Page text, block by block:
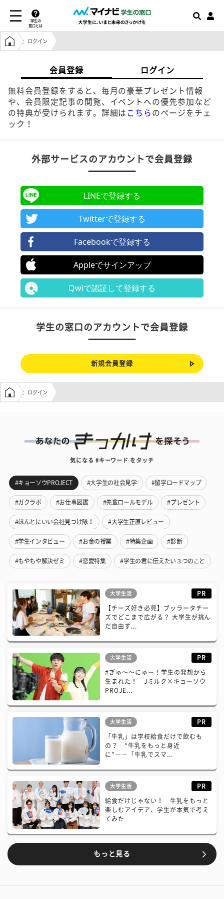
学生の
窓口とは
学生の窓口トップ
ログイン
会員登録 ログイン
無料会員登録をすると、毎月の豪華プレゼント情報
や、会員限定記事の閲覧、イベントへの優先参加など
の特典が受けられます。詳細は こちら のページをチェ
ック！
外部サービスのアカウントで会員登録
LINEで登録する
Twitterで登録する
Facebookで登録する
Appleでサインアップ
Qwiで認証して登録する
学生の窓口のアカウントで会員登録
新規会員登録
学生の窓口トップ
ログイン
気になる #キーワード をタッチ
#キョーソウPROJECT #大学生の社会見学 #留学ロードマップ
#ガクラボ #お仕事図鑑 #先輩ロールモデル #プレゼント
#ほんとにいい会社見つけ隊！ #大学生正直レビュー
#学生インタビュー #お金の授業 #特集企画 #診断
#もやもや解決ゼミ #恋愛特集 #学生の君に伝えたい３つのこと
大学生活 PR
【チーズ好き必見】ブッラータチー
ズでどこまで広がる？ 大学生が挑ん
だ自由す...
大学生活 PR
#ぎゅ〜〜にゅー！学生の発想から
生まれた！ Jミルク×キョーソウ
PROJE...
大学生活 PR
「牛乳」は学校給食だけで飲むも
の？ “牛乳をもっと身近
に”――「牛乳でスマ...
大学生活 PR
給食だけじゃない！ 牛乳をもっと
楽しむアイデア、学生が本気で考え
てみた
もっと見る